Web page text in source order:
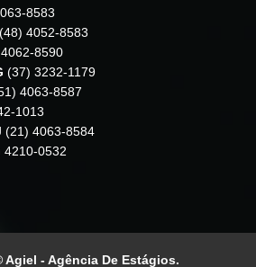
8583
(48) 4052-8583
8590
(37) 3232-1179
4063-8587
1013
(21) 4063-8584
4210-0532
- Agência De Estágios.